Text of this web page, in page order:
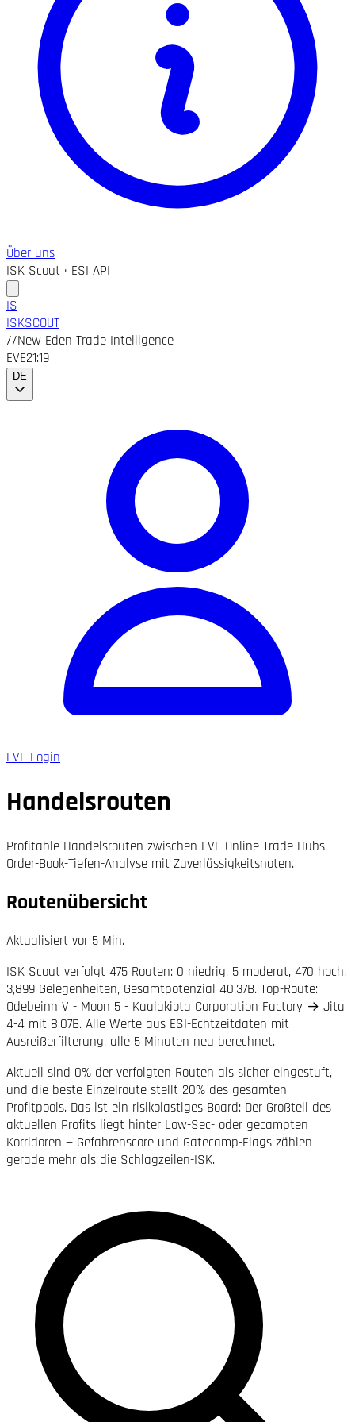
Über uns
ISK Scout · ESI API
IS
ISKSCOUT
//New Eden Trade Intelligence
EVE21:19
DE
EVE Login
Handelsrouten
Profitable Handelsrouten zwischen EVE Online Trade Hubs.
Order-Book-Tiefen-Analyse mit Zuverlässigkeitsnoten.
Routenübersicht
Aktualisiert vor 5 Min.
ISK Scout verfolgt 475 Routen: 0 niedrig, 5 moderat, 470 hoch.
3,899 Gelegenheiten, Gesamtpotenzial 40.37B. Top-Route:
Odebeinn V - Moon 5 - Kaalakiota Corporation Factory → Jita
4-4 mit 8.07B. Alle Werte aus ESI-Echtzeitdaten mit
Ausreißerfilterung, alle 5 Minuten neu berechnet.
Aktuell sind 0% der verfolgten Routen als sicher eingestuft,
und die beste Einzelroute stellt 20% des gesamten
Profitpools. Das ist ein risikolastiges Board: Der Großteil des
aktuellen Profits liegt hinter Low-Sec- oder gecampten
Korridoren — Gefahrenscore und Gatecamp-Flags zählen
gerade mehr als die Schlagzeilen-ISK.